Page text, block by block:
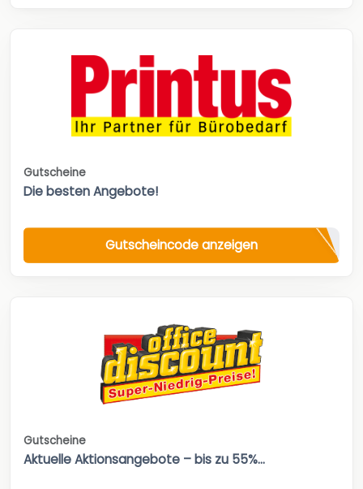
Gutscheine
Die besten Angebote!
Gutscheincode anzeigen
Gutscheine
Aktuelle Aktionsangebote – bis zu 55%...